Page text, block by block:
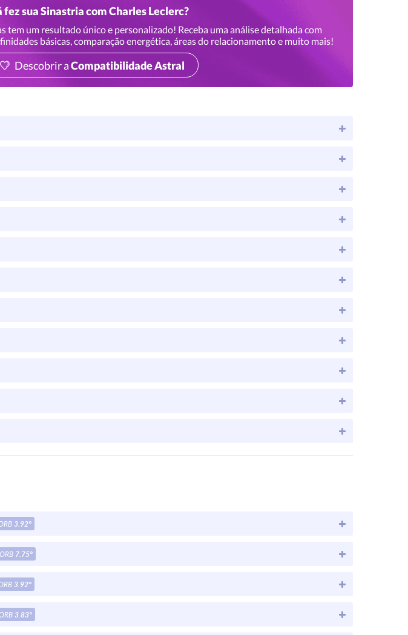
fez sua Sinastria com Charles Leclerc?
tem um resultado único e personalizado! Receba uma análise detalhada com
básicas, comparação energética, áreas do relacionamento e muito mais!
Descobrir aCompatibilidade Astral
3.92°
ORB 7.75°
3.92°
3.83°